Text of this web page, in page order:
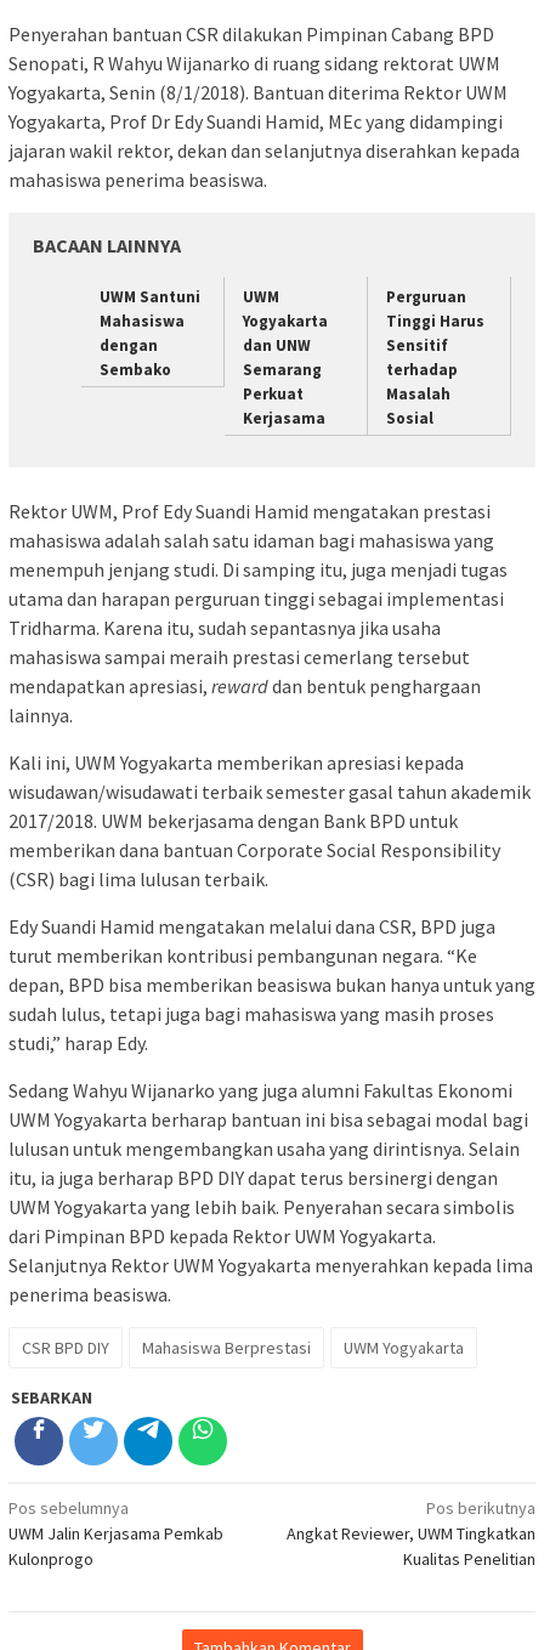
Penyerahan bantuan CSR dilakukan Pimpinan Cabang BPD
Senopati, R Wahyu Wijanarko di ruang sidang rektorat UWM
Yogyakarta, Senin (8/1/2018). Bantuan diterima Rektor UWM
Yogyakarta, Prof Dr Edy Suandi Hamid, MEc yang didampingi
jajaran wakil rektor, dekan dan selanjutnya diserahkan kepada
mahasiswa penerima beasiswa.
BACAAN LAINNYA
UWM Santuni
Mahasiswa
dengan
Sembako
UWM
Yogyakarta
dan UNW
Semarang
Perkuat
Kerjasama
Perguruan
Tinggi Harus
Sensitif
terhadap
Masalah
Sosial
Rektor UWM, Prof Edy Suandi Hamid mengatakan prestasi
mahasiswa adalah salah satu idaman bagi mahasiswa yang
menempuh jenjang studi. Di samping itu, juga menjadi tugas
utama dan harapan perguruan tinggi sebagai implementasi
Tridharma. Karena itu, sudah sepantasnya jika usaha
mahasiswa sampai meraih prestasi cemerlang tersebut
mendapatkan apresiasi, rewarddan bentuk penghargaan
lainnya.
Kali ini, UWM Yogyakarta memberikan apresiasi kepada
wisudawan/wisudawati terbaik semester gasal tahun akademik
2017/2018. UWM bekerjasama dengan Bank BPD untuk
memberikan dana bantuan Corporate Social Responsibility
(CSR) bagi lima lulusan terbaik.
Edy Suandi Hamid mengatakan melalui dana CSR, BPD juga
turut memberikan kontribusi pembangunan negara. “Ke
depan, BPD bisa memberikan beasiswa bukan hanya untuk yang
sudah lulus, tetapi juga bagi mahasiswa yang masih proses
studi,” harap Edy.
Sedang Wahyu Wijanarko yang juga alumni Fakultas Ekonomi
UWM Yogyakarta berharap bantuan ini bisa sebagai modal bagi
lulusan untuk mengembangkan usaha yang dirintisnya. Selain
itu, ia juga berharap BPD DIY dapat terus bersinergi dengan
UWM Yogyakarta yang lebih baik. Penyerahan secara simbolis
dari Pimpinan BPD kepada Rektor UWM Yogyakarta.
Selanjutnya Rektor UWM Yogyakarta menyerahkan kepada lima
penerima beasiswa.
CSR BPD DIY Mahasiswa Berprestasi UWM Yogyakarta
SEBARKAN
Navigasi
pos
Pos sebelumnya
UWM Jalin Kerjasama Pemkab
Kulonprogo
Pos berikutnya
Angkat Reviewer, UWM Tingkatkan
Kualitas Penelitian